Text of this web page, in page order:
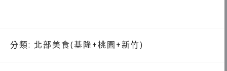
分類: 北部美食(基隆+桃園+新竹)